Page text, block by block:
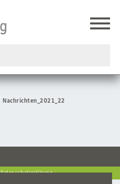
Nachrichten_2021_22
Datenschutzerklärung